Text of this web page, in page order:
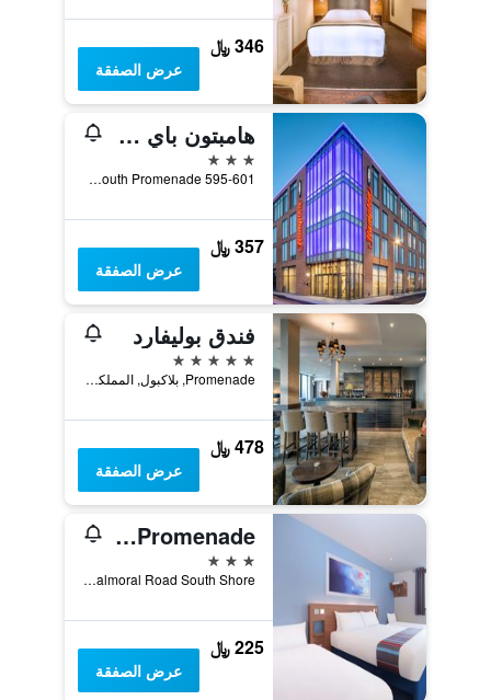
346 ﷼
عرض الصفقة
هامبتون باي هيلتون بلاكبول
3 نجوم
595-601 New South Promenade, بلاكبول, المملكة المتحدة
357 ﷼
عرض الصفقة
فندق بوليفارد
5 نجوم
Promenade, بلاكبول, المملكة المتحدة
478 ﷼
عرض الصفقة
Travelodge Blackpool South Promenade
3 نجوم
Balmoral Road South Shore, بلاكبول, المملكة المتحدة
225 ﷼
عرض الصفقة